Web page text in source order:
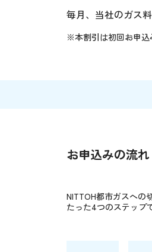
毎月、当社のガス
※本割引は初回お申込
お申込みの流れ
NITTOH都市ガスへの
たった4つのステップ